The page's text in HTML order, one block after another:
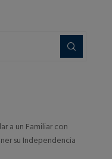
a un Familiar con
su Independencia